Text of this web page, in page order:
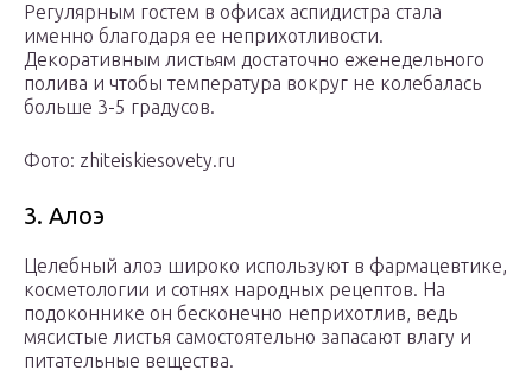
Регулярным гостем в офисах аспидистра стала
именно благодаря ее неприхотливости.
Декоративным листьям достаточно еженедельного
полива и чтобы температура вокруг не колебалась
больше 3-5 градусов.
Фото: zhiteiskiesovety.ru
3. Алоэ
Целебный алоэ широко используют в фармацевтике,
косметологии и сотнях народных рецептов. На
подоконнике он бесконечно неприхотлив, ведь
мясистые листья самостоятельно запасают влагу и
питательные вещества.